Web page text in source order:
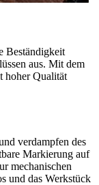
Beständigkeit
aus. Mit dem
hoher Qualität
verdampfen des
Markierung auf
mechanischen
und das Werkstück